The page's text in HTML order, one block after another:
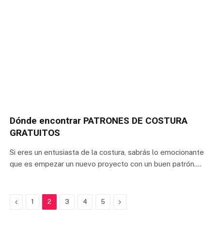
Dónde encontrar PATRONES DE COSTURA
GRATUITOS
Si eres un entusiasta de la costura, sabrás lo emocionante
que es empezar un nuevo proyecto con un buen patrón.…
Previous
1 2 3 4 5 Next